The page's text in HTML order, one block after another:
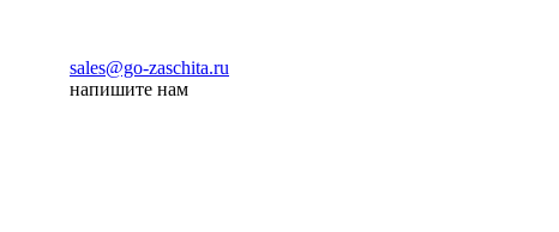
sales@go-zaschita.ru
напишите нам